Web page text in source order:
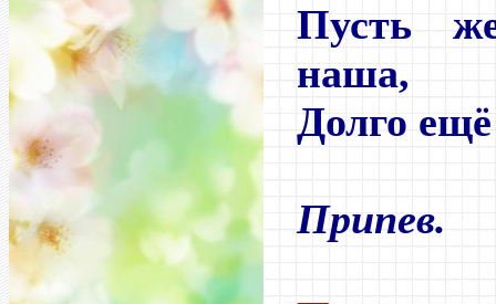
Пусть
наша,
Долго
Припев.